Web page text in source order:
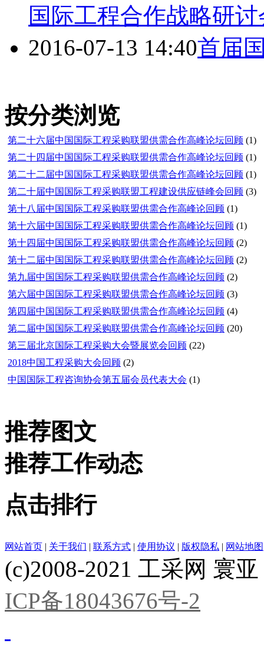
国际工程合作战略研讨
2016-07-13 14:40首届
按分类浏览
第二十六届中国国际工程采购联盟供需合作高峰论坛回顾 (1)
第二十四届中国国际工程采购联盟供需合作高峰论坛回顾 (1)
第二十二届中国国际工程采购联盟供需合作高峰论坛回顾 (1)
第二十届中国国际工程采购联盟工程建设供应链峰会回顾 (3)
第十八届中国国际工程采购联盟供需合作高峰论回顾 (1)
第十六届中国国际工程采购联盟供需合作高峰论坛回顾 (1)
第十四届中国国际工程采购联盟供需合作高峰论坛回顾 (2)
第十二届中国国际工程采购联盟供需合作高峰论坛回顾 (2)
第九届中国国际工程采购联盟供需合作高峰论坛回顾 (2)
第六届中国国际工程采购联盟供需合作高峰论坛回顾 (3)
第四届中国国际工程采购联盟供需合作高峰论坛回顾 (4)
第二届中国国际工程采购联盟供需合作高峰论坛回顾 (20)
第三届北京国际工程采购大会暨展览会回顾 (22)
2018中国工程采购大会回顾 (2)
中国国际工程咨询协会第五届会员代表大会 (1)
推荐图文
推荐工作动态
点击排行
网站首页 | 关于我们 | 联系方式 | 使用协议 | 版权隐私 | 网站地图
(c)2008-2021 工采网 寰
ICP备18043676号-2